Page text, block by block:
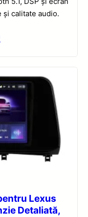
calitate audio.
Lexus
Detaliată,